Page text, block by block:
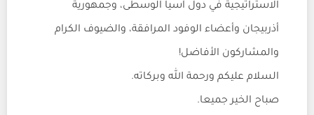
الاستراتيجية في دول آسيا الوسطى، وجمهورية
أذربيجان وأعضاء الوفود المرافقة، والضيوف الكرام
والمشاركون الأفاضل!
السلام عليكم ورحمة الله وبركاته.
صباح الخير جميعا.